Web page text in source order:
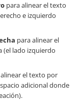
para alinear el texto
e izquierdo
para alinear el
(el lado izquierdo
el texto por
adicional donde